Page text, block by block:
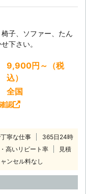
子、ソファー、たん
下さい。
9,900円～（税
込）
全国
認
寧な仕事
365日24時
高いリピート率
見積
ンセル料なし